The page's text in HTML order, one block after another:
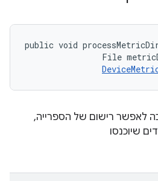
public void
File
לאפשר רישום של הספרייה,
שיוכנסו